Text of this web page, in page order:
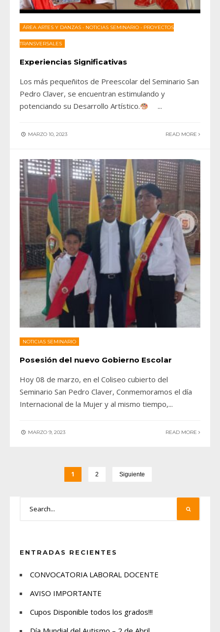
ÁREA ARTES Y DANZAS • NOTICIAS SEMINARIO • PROYECTOS
TRANSVERSALES
Experiencias Significativas
Los más pequeñitos de Preescolar del Seminario San
Pedro Claver, se encuentran estimulando y
potenciando su Desarrollo Artístico.
...
MARZO 10, 2023 READ MORE
NOTICIAS SEMINARIO
Posesión del nuevo Gobierno Escolar
Hoy 08 de marzo, en el Coliseo cubierto del
Seminario San Pedro Claver, Conmemoramos el día
Internacional de la Mujer y al mismo tiempo,...
MARZO 9, 2023 READ MORE
1 2 Siguiente
ENTRADAS RECIENTES
CONVOCATORIA LABORAL DOCENTE
AVISO IMPORTANTE
Cupos Disponible todos los grados!!!